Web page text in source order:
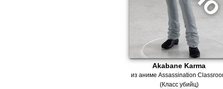
Akabane Karma
из аниме Assassination
(Класс убийц)